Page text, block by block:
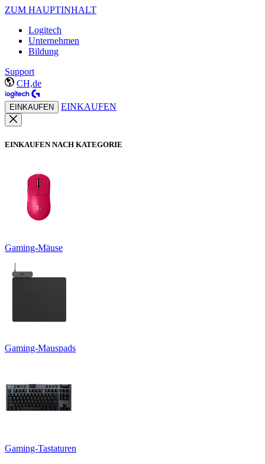
ZUM HAUPTINHALT
Logitech
Unternehmen
Bildung
Support
CH,de
EINKAUFEN EINKAUFEN
EINKAUFEN NACH KATEGORIE
Gaming-Mäuse
Gaming-Mauspads
Gaming-Tastaturen